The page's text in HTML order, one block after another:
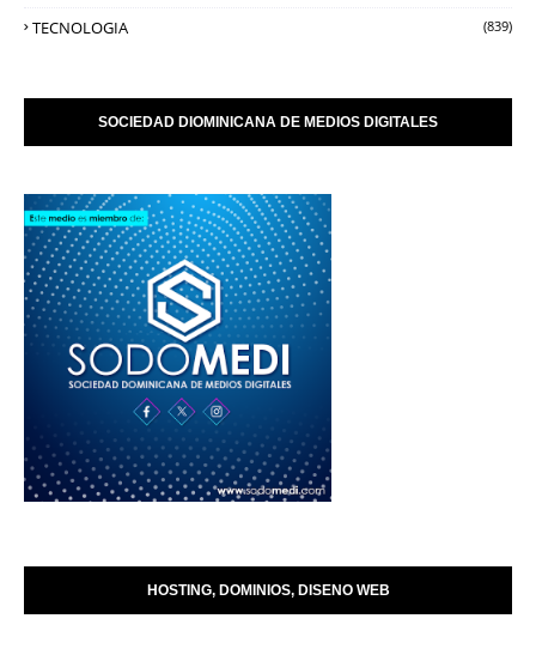
TECNOLOGIA (839)
SOCIEDAD DIOMINICANA DE MEDIOS DIGITALES
HOSTING, DOMINIOS, DISENO WEB